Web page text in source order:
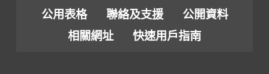
公用表格 聯絡及支援
公開資料
相關網址
快速用戶指南